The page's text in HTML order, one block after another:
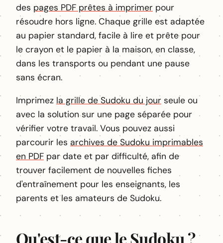
des pages PDF prêtes à imprimer pour
résoudre hors ligne. Chaque grille est adaptée
au papier standard, facile à lire et prête pour
le crayon et le papier à la maison, en classe,
dans les transports ou pendant une pause
sans écran.
Imprimez la grille de Sudoku du jour seule ou
avec la solution sur une page séparée pour
vérifier votre travail. Vous pouvez aussi
parcourir les archives de Sudoku imprimables
en PDF par date et par difficulté, afin de
trouver facilement de nouvelles fiches
d'entraînement pour les enseignants, les
parents et les amateurs de Sudoku.
Qu'est-ce que le Sudoku ?